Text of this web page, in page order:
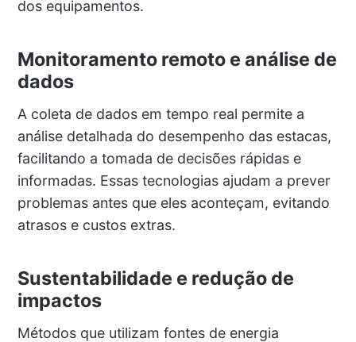
dos equipamentos.
Monitoramento remoto e análise de
dados
A coleta de dados em tempo real permite a
análise detalhada do desempenho das estacas,
facilitando a tomada de decisões rápidas e
informadas. Essas tecnologias ajudam a prever
problemas antes que eles aconteçam, evitando
atrasos e custos extras.
Sustentabilidade e redução de
impactos
Métodos que utilizam fontes de energia